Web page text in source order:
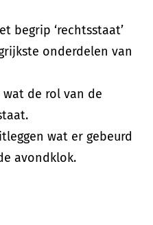
begrip ‘rechtsstaat’
onderdelen van
wat de rol van de
wat er gebeurd
avondklok.